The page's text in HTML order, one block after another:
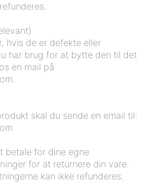
hvis de er defekte eller
har brug for at bytte den til det
en mail på
skal du sende en email til:
betale for dine egne
for at returnere din vare.
kan ikke refunderes.